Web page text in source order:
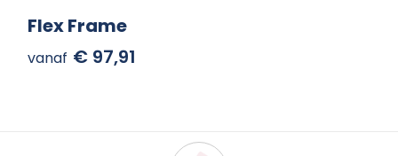
Flex Frame
vanaf € 97,91